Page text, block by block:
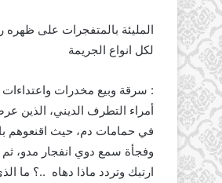
المليئة بالمتفجرات على ظهره
لكل انواع الجريمة
: سرقة وبيع مخدرات
أمراء التطرف الديني، الذين
في حمامات دم، حيث اقنعوهم
وفجأة سمع دوي انفجار مدو،
ارتبك وتردد ماذا دهاه ..؟ ما